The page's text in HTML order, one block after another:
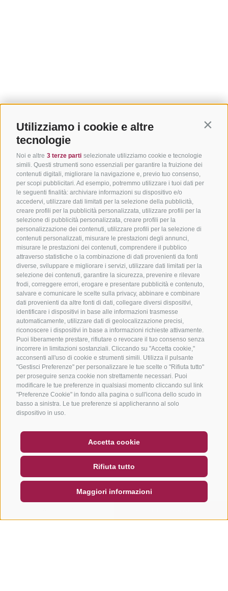
Utilizziamo i cookie e altre
tecnologie
Noi e altre 3 terze parti selezionate utilizziamo cookie e tecnologie
simili. Questi strumenti sono essenziali per garantire la fruizione dei
contenuti digitali, migliorare la navigazione e, previo tuo consenso,
per scopi pubblicitari. Ad esempio, potremmo utilizzare i tuoi dati per
le seguenti finalità: archiviare informazioni su dispositivo e/o
accedervi, utilizzare dati limitati per la selezione della pubblicità,
creare profili per la pubblicità personalizzata, utilizzare profili per la
selezione di pubblicità personalizzata, creare profili per la
personalizzazione dei contenuti, utilizzare profili per la selezione di
contenuti personalizzati, misurare le prestazioni degli annunci,
misurare le prestazioni dei contenuti, comprendere il pubblico
attraverso statistiche o la combinazione di dati provenienti da fonti
diverse, sviluppare e migliorare i servizi, utilizzare dati limitati per la
selezione dei contenuti, garantire la sicurezza, prevenire e rilevare
frodi, correggere errori, erogare e presentare pubblicità e contenuto,
salvare e comunicare le scelte sulla privacy, abbinare e combinare
dati provenienti da altre fonti di dati, collegare diversi dispositivi,
identificare i dispositivi in base alle informazioni trasmesse
automaticamente, utilizzare dati di geolocalizzazione precisi,
riconoscere i dispositivi in base a informazioni richieste attivamente.
Puoi liberamente prestare, rifiutare o revocare il tuo consenso senza
incorrere in limitazioni sostanziali. Cliccando su "Accetta cookie,"
acconsenti all'uso di cookie e strumenti simili. Utilizza il pulsante
"Gestisci Preferenze" per personalizzare le tue scelte o "Rifiuta tutto"
per proseguire senza cookie non strettamente necessari. Puoi
modificare le tue preferenze in qualsiasi momento cliccando sul link
"Preferenze Cookie" in fondo alla pagina o sull'icona dello scudo in
basso a sinistra. Le tue preferenze si applicheranno al solo
dispositivo in uso.
Accetta cookie
Rifiuta tutto
Maggiori informazioni
NEWSLETTER
SOCIAL WALL METEO